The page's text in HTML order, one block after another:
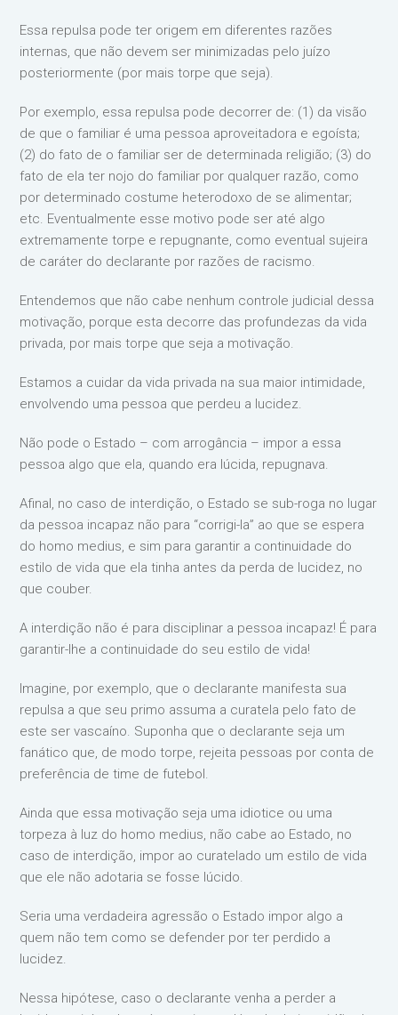
Essa repulsa pode ter origem em diferentes razões
internas, que não devem ser minimizadas pelo juízo
posteriormente (por mais torpe que seja).
Por exemplo, essa repulsa pode decorrer de: (1) da visão
de que o familiar é uma pessoa aproveitadora e egoísta;
(2) do fato de o familiar ser de determinada religião; (3) do
fato de ela ter nojo do familiar por qualquer razão, como
por determinado costume heterodoxo de se alimentar;
etc. Eventualmente esse motivo pode ser até algo
extremamente torpe e repugnante, como eventual sujeira
de caráter do declarante por razões de racismo.
Entendemos que não cabe nenhum controle judicial dessa
motivação, porque esta decorre das profundezas da vida
privada, por mais torpe que seja a motivação.
Estamos a cuidar da vida privada na sua maior intimidade,
envolvendo uma pessoa que perdeu a lucidez.
Não pode o Estado – com arrogância – impor a essa
pessoa algo que ela, quando era lúcida, repugnava.
Afinal, no caso de interdição, o Estado se sub-roga no lugar
da pessoa incapaz não para “corrigi-la” ao que se espera
do homo medius, e sim para garantir a continuidade do
estilo de vida que ela tinha antes da perda de lucidez, no
que couber.
A interdição não é para disciplinar a pessoa incapaz! É para
garantir-lhe a continuidade do seu estilo de vida!
Imagine, por exemplo, que o declarante manifesta sua
repulsa a que seu primo assuma a curatela pelo fato de
este ser vascaíno. Suponha que o declarante seja um
fanático que, de modo torpe, rejeita pessoas por conta de
preferência de time de futebol.
Ainda que essa motivação seja uma idiotice ou uma
torpeza à luz do homo medius, não cabe ao Estado, no
caso de interdição, impor ao curatelado um estilo de vida
que ele não adotaria se fosse lúcido.
Seria uma verdadeira agressão o Estado impor algo a
quem não tem como se defender por ter perdido a
lucidez.
Nessa hipótese, caso o declarante venha a perder a